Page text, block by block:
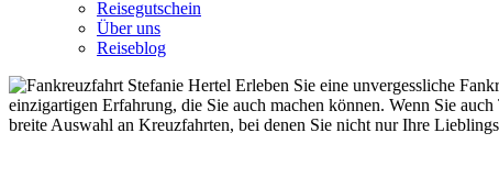
Reisegutschein
Über uns
Reiseblog